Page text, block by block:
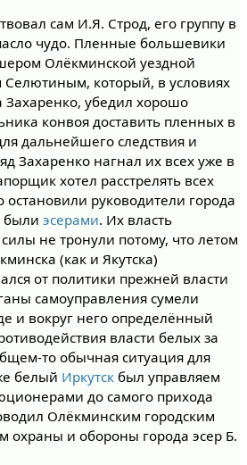
сам И.Я. Строд, его группу в
чудо. Пленные большевики
Олёкминской уездной
который, в условиях
Захаренко, убедил хорошо
конвоя доставить пленных в
дальнейшего следствия и
Захаренко нагнал их всех уже в
хотел расстрелять всех
руководители города
были эсерами. Их власть
не тронули потому, что летом
(как и Якутска)
от политики прежней власти
самоуправления сумели
и вокруг него определённый
власти белых за
то обычная ситуация для
белый Иркутскбыл управляем
до самого прихода
Олёкминским городским
охраны и обороны города эсер Б.